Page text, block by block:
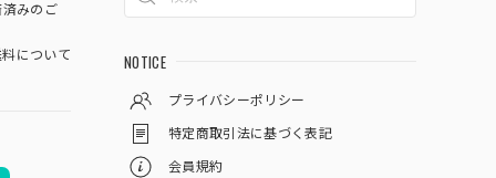
みのご
について NOTICE
プライバシーポリシー
特定商取引法に基づく表記
会員規約